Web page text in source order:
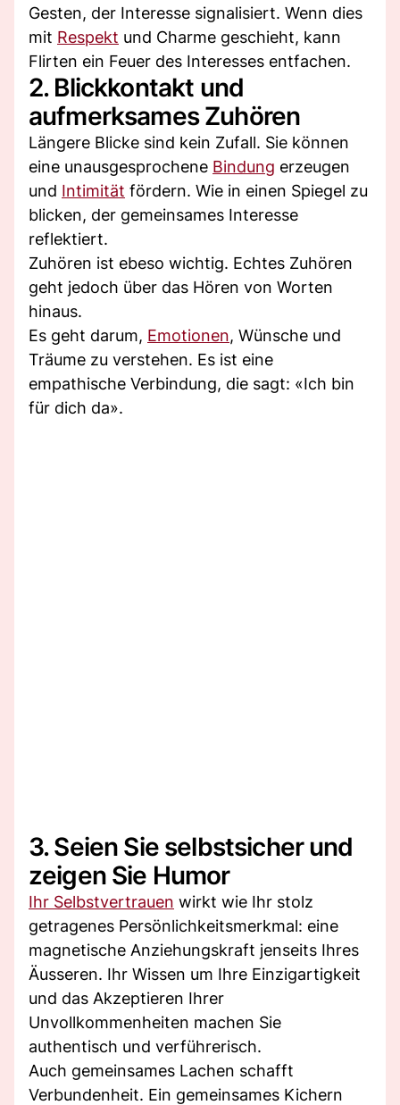
Gesten, der Interesse signalisiert. Wenn dies
mit Respekt und Charme geschieht, kann
Flirten ein Feuer des Interesses entfachen.
2. Blickkontakt und
aufmerksames Zuhören
Längere Blicke sind kein Zufall. Sie können
eine unausgesprochene Bindung erzeugen
und Intimität fördern. Wie in einen Spiegel zu
blicken, der gemeinsames Interesse
reflektiert.
Zuhören ist ebeso wichtig. Echtes Zuhören
geht jedoch über das Hören von Worten
hinaus.
Es geht darum, Emotionen, Wünsche und
Träume zu verstehen. Es ist eine
empathische Verbindung, die sagt: «Ich bin
für dich da».
3. Seien Sie selbstsicher und
zeigen Sie Humor
Ihr Selbstvertrauen wirkt wie Ihr stolz
getragenes Persönlichkeitsmerkmal: eine
magnetische Anziehungskraft jenseits Ihres
Äusseren. Ihr Wissen um Ihre Einzigartigkeit
und das Akzeptieren Ihrer
Unvollkommenheiten machen Sie
authentisch und verführerisch.
Auch gemeinsames Lachen schafft
Verbundenheit. Ein gemeinsames Kichern